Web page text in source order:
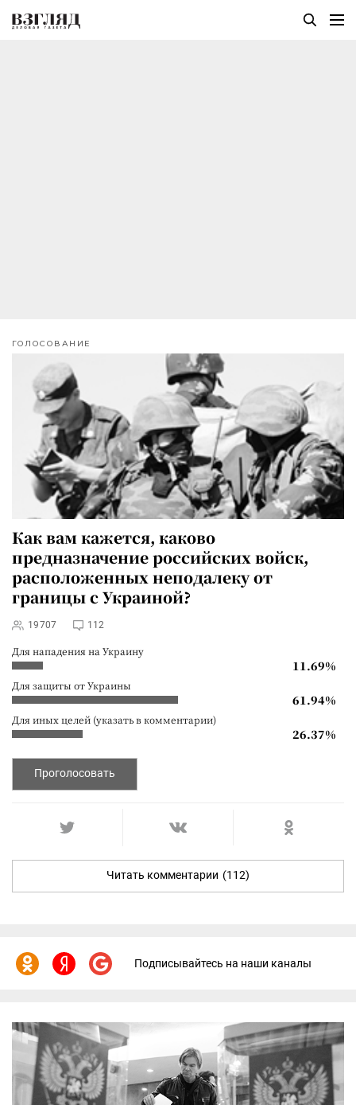
ГОЛОСОВАНИЕ
Как вам кажется, каково
предназначение российских войск,
расположенных неподалеку от
границы с Украиной?
19707 112
Для нападения на Украину
11.69%
Для защиты от Украины
61.94%
Для иных целей (указать в комментарии)
26.37%
Проголосовать
Читать комментарии (112)
Подписывайтесь на наши каналы